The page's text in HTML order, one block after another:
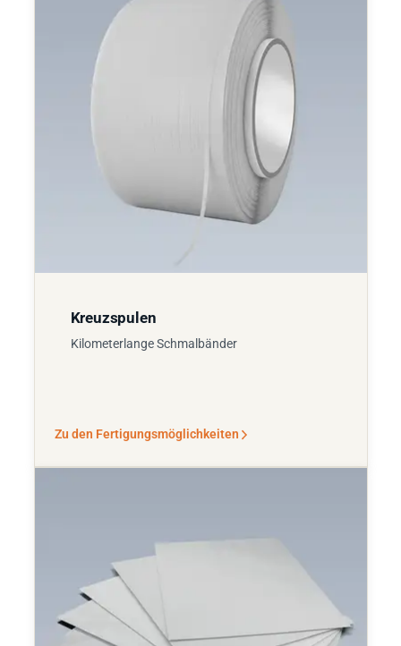
Kreuzspulen
Kilometerlange Schmalbänder
Zu den Fertigungsmöglichkeiten